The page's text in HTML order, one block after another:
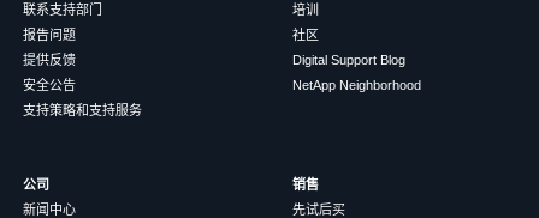
联系支持部门
报告问题
提供反馈
安全公告
支持策略和支持服务
培训
社区
Digital Support Blog
NetApp Neighborhood
公司
新闻中心
销售
先试后买